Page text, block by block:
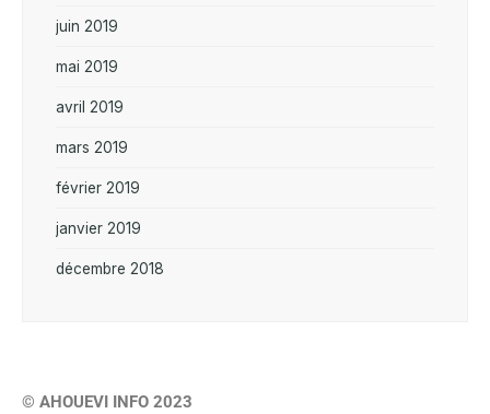
juin 2019
mai 2019
avril 2019
mars 2019
février 2019
janvier 2019
décembre 2018
© AHOUEVI INFO 2023